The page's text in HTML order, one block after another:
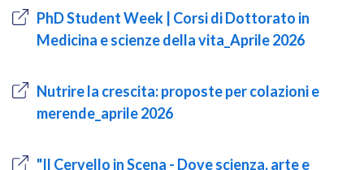
PhD Student Week | Corsi di Dottorato in
Medicina e scienze della vita_Aprile 2026
Nutrire la crescita: proposte per colazioni e
merende_aprile 2026
"Il Cervello in Scena - Dove scienza, arte e